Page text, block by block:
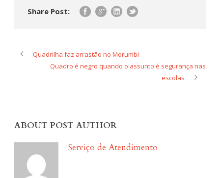
metros de extensão no
bairro do Morumbi,
Share Post:
Quadrilha faz arrastão no Morumbi
Quadro é negro quando o assunto é segurança nas
escolas
ABOUT POST AUTHOR
Serviço de Atendimento